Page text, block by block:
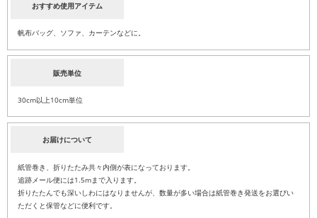
おすすめ使用アイテム
帆布バッグ、ソファ、カーテンなどに。
販売単位
30cm以上10cm単位
お届けについて
紙管巻き、折りたたみ共々内側が表になっております。
追跡メール便には1.5mまで入ります。
折りたたんでも深いしわにはなりませんが、数量が多い場合は紙管巻き発送をお選びい
ただくと保管などに便利です。